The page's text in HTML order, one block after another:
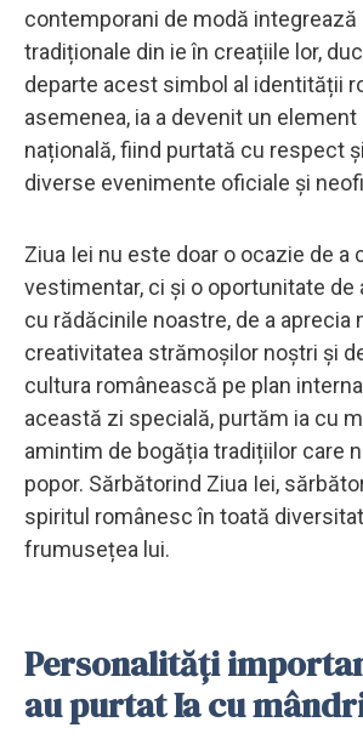
contemporani de modă
tradiționale din ie în creațiile lor,
departe acest simbol al identității
asemenea, ia a devenit un
națională, fiind purtată cu respect
diverse evenimente oficiale și
Ziua Iei nu este doar o ocazie de a
vestimentar, ci și o oportunitate de
cu rădăcinile noastre, de a aprecia
creativitatea strămoșilor noștri și
cultura românească pe plan
această zi specială, purtăm ia cu
amintim de bogăția tradițiilor care
popor. Sărbătorind Ziua Iei,
spiritul românesc în toată
frumusețea lui.
Personalități
au purtat Ia cu